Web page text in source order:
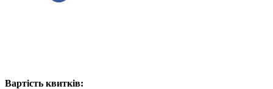
Вартість квитків: